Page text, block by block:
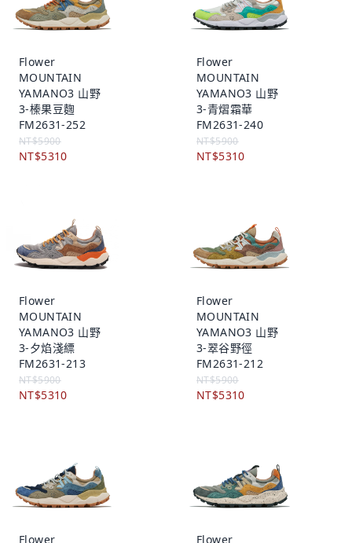
Flower
MOUNTAIN
YAMANO3 山野
3-榛果豆麴
FM2631-252
NT$5900
NT$5310
Flower
MOUNTAIN
YAMANO3 山野
3-青熠霜華
FM2631-240
NT$5900
NT$5310
Flower
MOUNTAIN
YAMANO3 山野
3-夕焰淺縹
FM2631-213
NT$5900
NT$5310
Flower
MOUNTAIN
YAMANO3 山野
3-翠谷野徑
FM2631-212
NT$5900
NT$5310
Flower Flower